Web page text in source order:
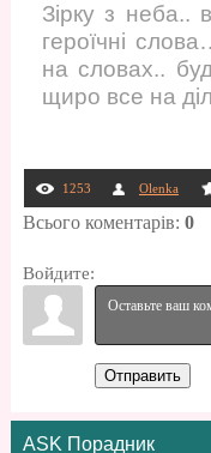
Зірку з неба..
героїчні
на словах..
щиро все на
1253 Olenka
Всього коментарів: 0
Войдите:
Отправить
ASK Порадник